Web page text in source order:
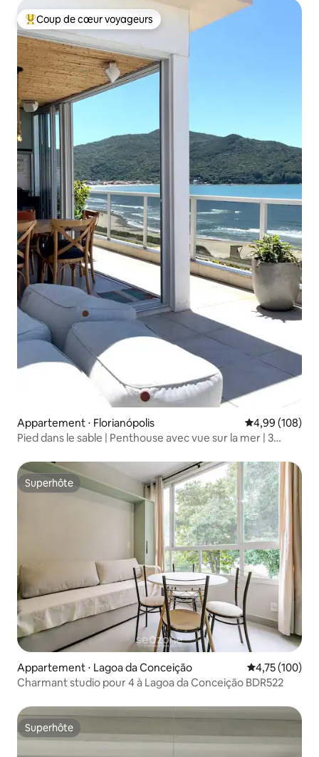
Coups de cœur voyageurs les plus appréciés
Coup de cœur voyageurs
Appartement ⋅ Florianópolis Évaluation
4,99 (108)
Pied dans le sable | Penthouse avec vue sur la mer | 3
Superhôte
Superhôte
Appartement ⋅ Lagoa da Conceição Évaluation
4,75 (100)
Charmant studio pour 4 à Lagoa da Conceição BDR522
Superhôte
Superhôte